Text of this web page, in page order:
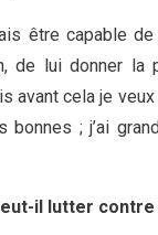
être capable
de lui donner
avant cela je
; j’ai
il lutter contre